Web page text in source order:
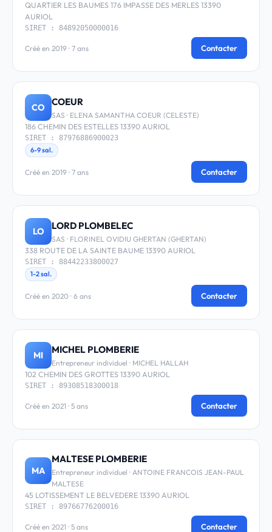
QUARTIER LES BAUMES 176 IMPASSE DES MERLES 13390
AURIOL
SIRET : 84892050000016
Créé en 2019 · 7 ans Contacter
CO COEUR
SAS · ELENA SAMANTHA COEUR (CELESTE)
186 CHEMIN DES ESTELLES 13390 AURIOL
SIRET : 87976886900023
6-9 sal.
Créé en 2019 · 7 ans Contacter
LO LORD PLOMBELEC
SAS · FLORINEL OVIDIU GHERTAN (GHERTAN)
338 ROUTE DE LA SAINTE BAUME 13390 AURIOL
SIRET : 88442233800027
1-2 sal.
Créé en 2020 · 6 ans Contacter
MI MICHEL PLOMBERIE
Entrepreneur individuel · MICHEL HALLAH
102 CHEMIN DES GROTTES 13390 AURIOL
SIRET : 89308518300018
Créé en 2021 · 5 ans Contacter
MA
MALTESE PLOMBERIE
Entrepreneur individuel · ANTOINE FRANCOIS JEAN-PAUL
MALTESE
45 LOTISSEMENT LE BELVEDERE 13390 AURIOL
SIRET : 89766776200016
Créé en 2021 · 5 ans Contacter